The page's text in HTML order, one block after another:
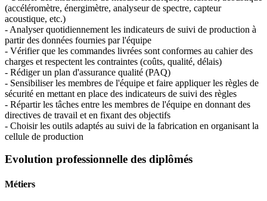
(accéléromètre, énergimètre, analyseur de spectre, capteur
acoustique, etc.)
- Analyser quotidiennement les indicateurs de suivi de production à
partir des données fournies par l'équipe
- Vérifier que les commandes livrées sont conformes au cahier des
charges et respectent les contraintes (coûts, qualité, délais)
- Rédiger un plan d'assurance qualité (PAQ)
- Sensibiliser les membres de l'équipe et faire appliquer les règles de
sécurité en mettant en place des indicateurs de suivi des règles
- Répartir les tâches entre les membres de l'équipe en donnant des
directives de travail et en fixant des objectifs
- Choisir les outils adaptés au suivi de la fabrication en organisant la
cellule de production
Evolution professionnelle des diplômés
Métiers